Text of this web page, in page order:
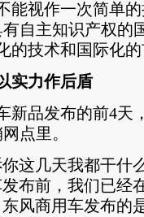
能视作一次简单
自主知识产权的
的技术和国际化
实力作后盾
品发布的前4天
点里。
几天我都干什
布前，我们已经
风商用车发布的